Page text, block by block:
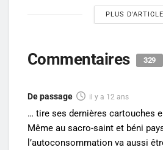
PLUS
Commentaires 329
De passage il y a 12 ans
… tire ses dernières cartouches
Même au sacro-saint et béni
l’autoconsommation va aussi